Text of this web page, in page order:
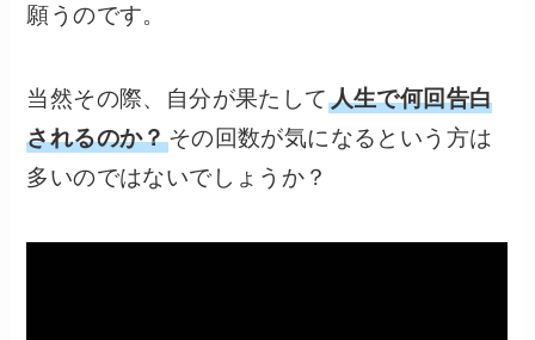
願うのです。
当然その際、自分が果たして 人生で何回告白
されるのか？その回数が気になるという方は
多いのではないでしょうか？